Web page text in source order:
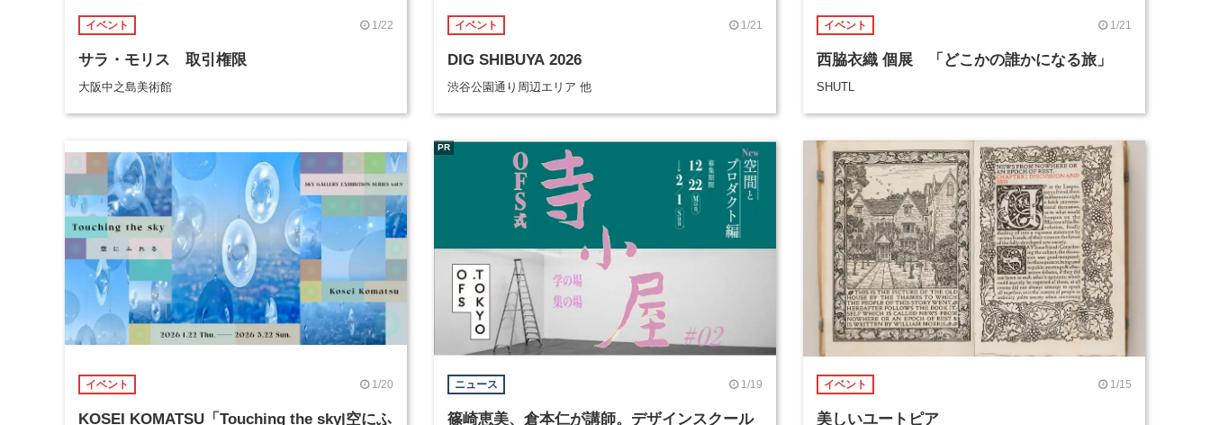
イベント 1/22
サラ・モリス 取引権限
大阪中之島美術館
イベント 1/21
DIG SHIBUYA 2026
渋谷公園通り周辺エリア 他
イベント 1/21
西脇衣織 個展 「どこかの誰かになる旅」
SHUTL
イベント 1/20
KOSEI KOMATSU「Touching the sky|空にふ
ニュース 1/19
篠崎恵美、倉本仁が講師。デザインスクール
PR
イベント 1/15
美しいユートピア